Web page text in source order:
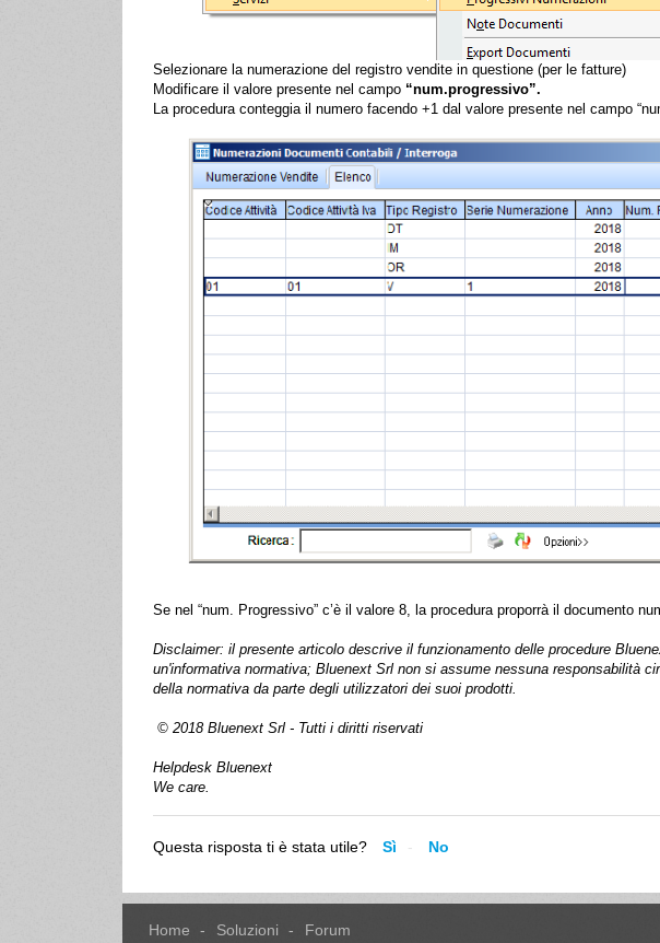
Selezionare la numerazione del registro vendite in questione (per le fatture)
Modificare il valore presente nel campo “num.progressivo”.
La procedura conteggia il numero facendo +1 dal valore presente nel campo
Se nel “num. Progressivo” c’è il valore 8, la procedura proporrà il documento
Disclaimer: il presente articolo descrive il funzionamento delle procedure
un'informativa normativa; Bluenext Srl non si assume nessuna responsabilità
della normativa da parte degli utilizzatori dei suoi prodotti.
© 2018 Bluenext Srl - Tutti i diritti riservati
Helpdesk Bluenext
We care.
Questa risposta ti è stata utile? Sì No
Home Soluzioni Forum